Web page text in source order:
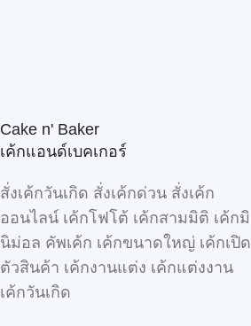
Cake n' Baker
เค้กแอนด์เบคเกอร์
สั่งเค้กวันเกิด สั่งเค้กด่วน สั่งเค้ก
ออนไลน์ เค้กโฟโต้ เค้กสามมิติ เค้กมิ
นิม่อล คัพเค้ก เค้กขนาดใหญ่ เค้กเปิด
ตัวสินค้า เค้กงานแต่ง เค้กแต่งงาน
เค้กวันเกิด